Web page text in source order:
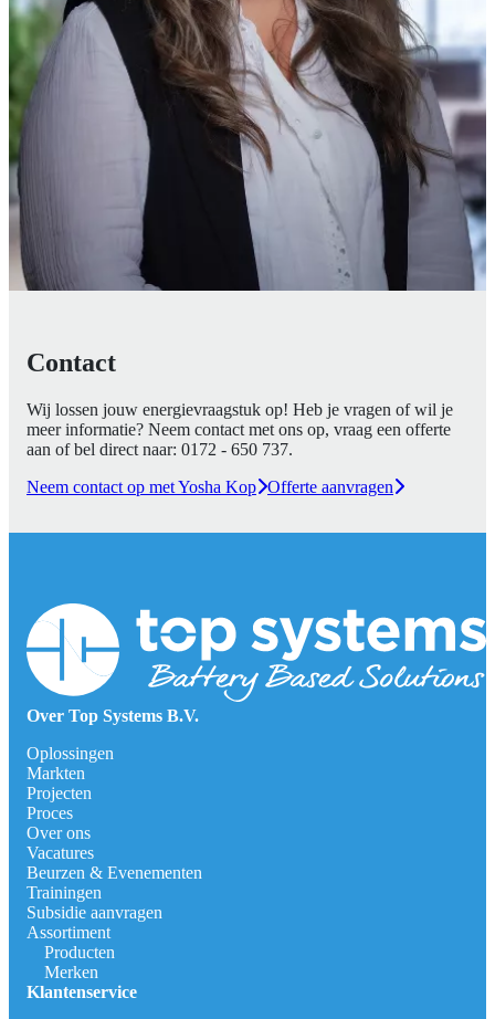
Contact
Wij lossen jouw energievraagstuk op! Heb je vragen of wil je
meer informatie? Neem contact met ons op, vraag een offerte
aan of bel direct naar: 0172 - 650 737.
Neem contact op met Yosha Kop Offerte aanvragen
Over Top Systems B.V.
Oplossingen
Markten
Projecten
Proces
Over ons
Vacatures
Beurzen & Evenementen
Trainingen
Subsidie aanvragen
Assortiment
Producten
Merken
Klantenservice